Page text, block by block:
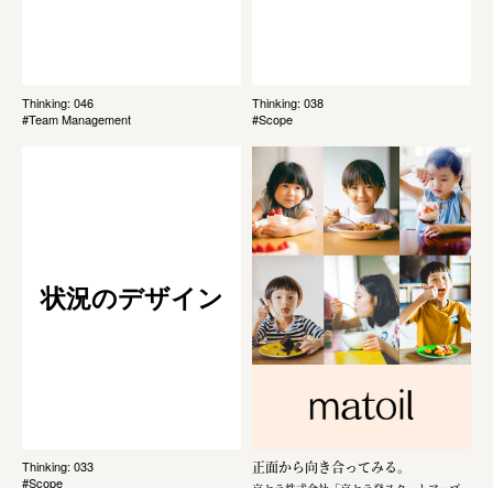
Thinking: 046
#Team Management
Thinking: 038
#Scope
状況のデザイン
Thinking: 033
#Scope
正面から向き合ってみる。